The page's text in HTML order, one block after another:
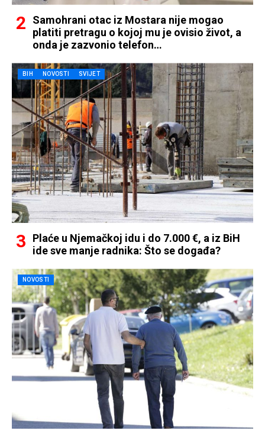
Samohrani otac iz Mostara nije mogao
platiti pretragu o kojoj mu je ovisio život, a
onda je zazvonio telefon…
BIH NOVOSTI SVIJET
Plaće u Njemačkoj idu i do 7.000 €, a iz BiH
ide sve manje radnika: Što se događa?
NOVOSTI